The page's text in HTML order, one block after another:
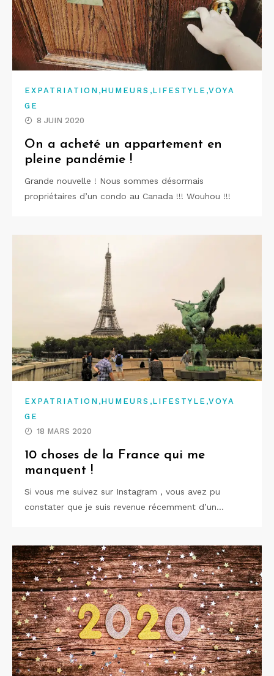
EXPATRIATION ,HUMEURS ,LIFESTYLE ,VOYA
GE
8 JUIN 2020
On a acheté un appartement en
pleine pandémie !
Grande nouvelle ! Nous sommes désormais
propriétaires d’un condo au Canada !!! Wouhou !!!
EXPATRIATION ,HUMEURS ,LIFESTYLE ,VOYA
GE
18 MARS 2020
10 choses de la France qui me
manquent !
Si vous me suivez sur Instagram , vous avez pu
constater que je suis revenue récemment d’un…